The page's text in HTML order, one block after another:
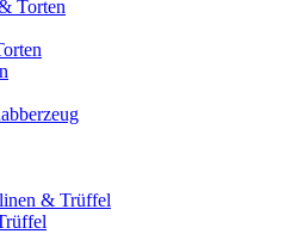
Torten
& Trüffel